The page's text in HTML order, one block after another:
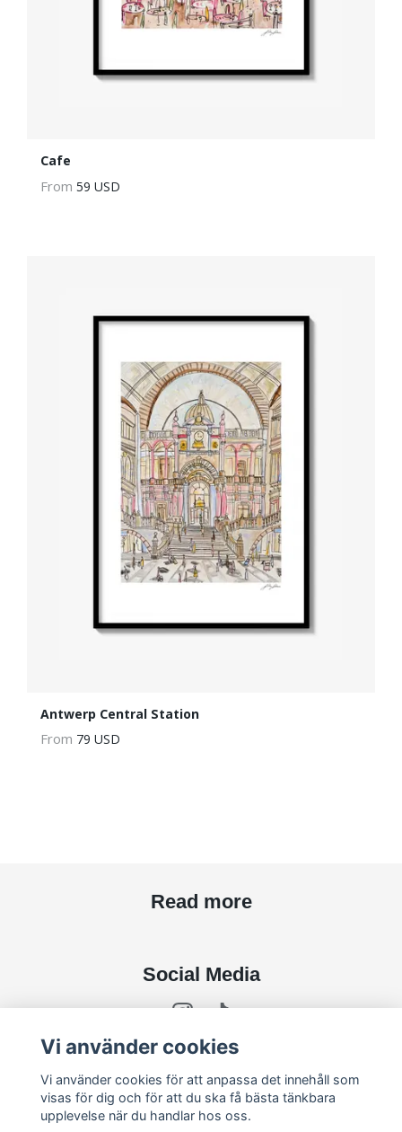
Cafe
From 59 USD
Antwerp Central Station
From 79 USD
Read more
Social Media
Subscribe to newsletter
Vi använder cookies
Vi använder cookies för att anpassa det innehåll som
visas för dig och för att du ska få bästa tänkbara
upplevelse när du handlar hos oss.